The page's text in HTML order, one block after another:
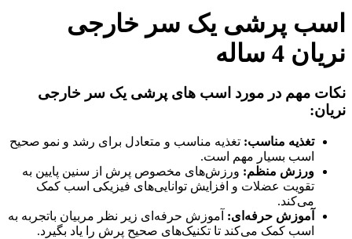
اسب پرشی یک سر خارجی
نریان 4 ساله
نکات مهم در مورد اسب های پرشی یک سر خارجی
نریان:
تغذیه مناسب: تغذیه مناسب و متعادل برای رشد و نمو صحیح
اسب بسیار مهم است.
ورزش منظم: ورزش‌های مخصوص پرش از سنین پایین به
تقویت عضلات و افزایش توانایی‌های فیزیکی اسب کمک
می‌کند.
آموزش حرفه‌ای: آموزش حرفه‌ای زیر نظر مربیان باتجربه به
اسب کمک می‌کند تا تکنیک‌های صحیح پرش را یاد بگیرد.